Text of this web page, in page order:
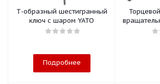
Т-образный шестигранный
ключ с шаром YATO
Подробнее